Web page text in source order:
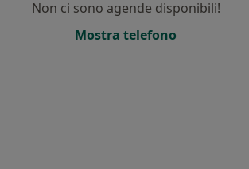
Non ci sono agende disponibili!
Mostra telefono